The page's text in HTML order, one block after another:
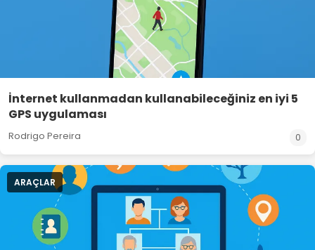
İnternet kullanmadan kullanabileceğiniz en iyi 5
GPS uygulaması
Rodrigo Pereira 0
ARAÇLAR